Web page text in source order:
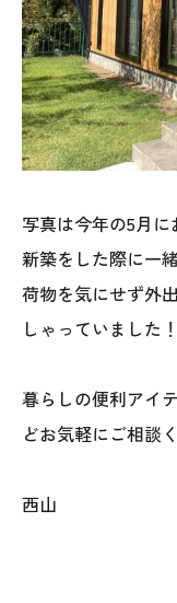
写真は今年の5月に
新築をした際に一
荷物を気にせず外
しゃっていました
暮らしの便利アイ
どお気軽にご相談
西山